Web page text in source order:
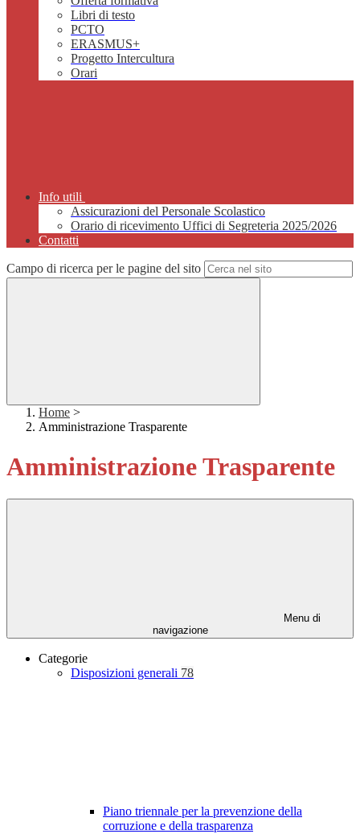
Libri di testo
PCTO
ERASMUS+
Progetto Intercultura
Orari
Info utili
Assicurazioni del Personale Scolastico
Orario di ricevimento Uffici di Segreteria 2025/2026
Contatti
Campo di ricerca per le pagine del sito
Home >
Amministrazione Trasparente
Amministrazione Trasparente
Menu di
navigazione
Categorie
Disposizioni generali 78
Piano triennale per la prevenzione della
corruzione e della trasparenza